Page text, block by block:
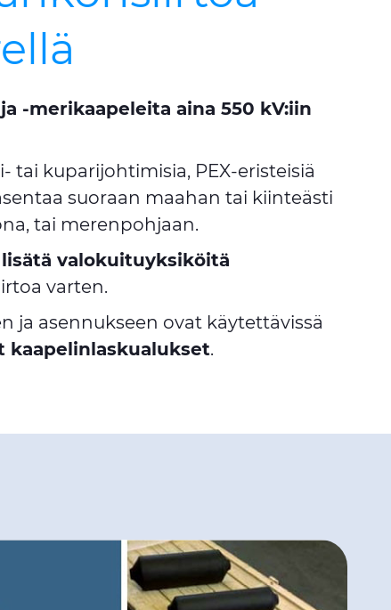
-merikaapeleita aina 550 kV:iin
tai kuparijohtimisia, PEX-eristeisiä
suoraan maahan tai kiinteästi
tai merenpohjaan.
valokuituyksiköitä
varten.
ja asennukseen ovat käytettävissä
kaapelinlaskualukset.